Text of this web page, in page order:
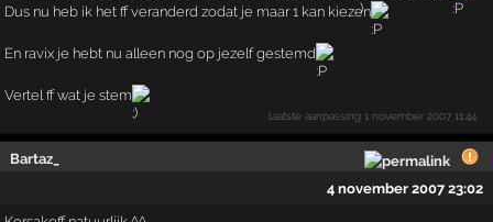
Dus nu heb ik het ff veranderd zodat je maar 1 kan kiezen
En ravix je hebt nu alleen nog op jezelf gestemd
Vertel ff wat je stem
laatste aanpassing1 november 2007 11:44
Bartaz_
4 november 2007 23:02